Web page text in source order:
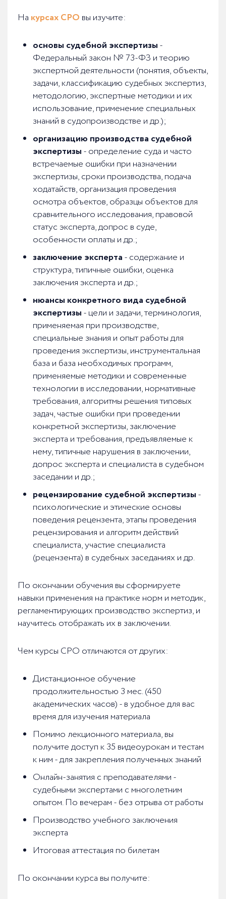
На курсах СРО вы изучите:
основы судебной экспертизы-
Федеральный закон № 73-ФЗ и теорию
экспертной деятельности (понятия, объекты,
задачи, классификацию судебных экспертиз,
методологию, экспертные методики и их
использование, применение специальных
знаний в судопроизводстве и др.);
организацию производства судебной
экспертизы- определение суда и часто
встречаемые ошибки при назначении
экспертизы, сроки производства, подача
ходатайств, организация проведения
осмотра объектов, образцы объектов для
сравнительного исследования, правовой
статус эксперта, допрос в суде,
особенности оплаты и др.;
заключение эксперта- содержание и
структура, типичные ошибки, оценка
заключения эксперта и др.;
нюансы конкретного вида судебной
экспертизы- цели и задачи, терминология,
применяемая при производстве,
специальные знания и опыт работы для
проведения экспертизы, инструментальная
база и база необходимых программ,
применяемые методики и современные
технологии в исследовании, нормативные
требования, алгоритмы решения типовых
задач, частые ошибки при проведении
конкретной экспертизы, заключение
эксперта и требования, предъявляемые к
нему, типичные нарушения в заключении,
допрос эксперта и специалиста в судебном
заседании и др.;
рецензирование судебной экспертизы-
психологические и этические основы
поведения рецензента, этапы проведения
рецензирования и алгоритм действий
специалиста, участие специалиста
(рецензента) в судебных заседаниях и др.
По окончании обучения вы сформируете
навыки применения на практике норм и методик,
регламентирующих производство экспертиз, и
научитесь отображать их в заключении.
Чем курсы СРО отличаются от других:
Дистанционное обучение
продолжительностью 3 мес. (450
академических часов) - в удобное для вас
время для изучения материала
Помимо лекционного материала, вы
получите доступ к 35 видеоурокам и тестам
к ним - для закрепления полученных знаний
Онлайн-занятия с преподавателями -
судебными экспертами с многолетним
опытом. По вечерам - без отрыва от работы
Производство учебного заключения
эксперта
Итоговая аттестация по билетам
По окончании курса вы получите: